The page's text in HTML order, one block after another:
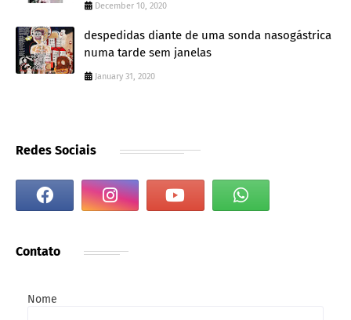
December 10, 2020
despedidas diante de uma sonda nasogástrica
numa tarde sem janelas
January 31, 2020
Redes Sociais
Contato
Nome